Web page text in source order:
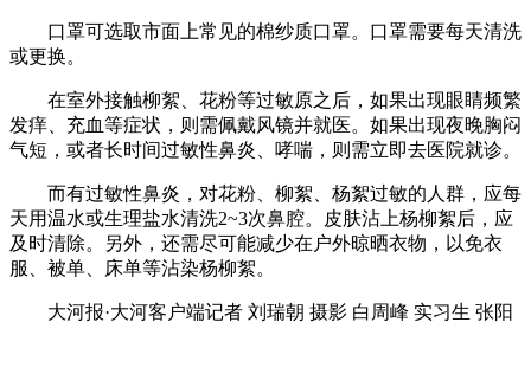
口罩可选取市面上常见的棉纱质口罩。口罩需要每天清洗
或更换。
在室外接触柳絮、花粉等过敏原之后，如果出现眼睛频繁
发痒、充血等症状，则需佩戴风镜并就医。如果出现夜晚胸闷
气短，或者长时间过敏性鼻炎、哮喘，则需立即去医院就诊。
而有过敏性鼻炎，对花粉、柳絮、杨絮过敏的人群，应每
天用温水或生理盐水清洗2~3次鼻腔。皮肤沾上杨柳絮后，应
及时清除。另外，还需尽可能减少在户外晾晒衣物，以免衣
服、被单、床单等沾染杨柳絮。
大河报·大河客户端记者 刘瑞朝 摄影 白周峰 实习生 张阳